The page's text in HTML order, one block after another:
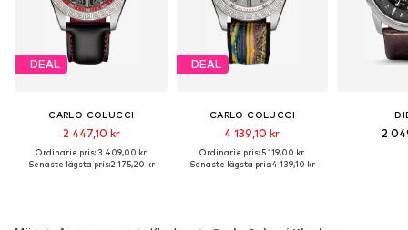
DEAL
CARLO COLUCCI
2 447,10 kr
Ordinarie pris: 3 409,00 kr
Senaste lägsta pris:2 175,20 kr
DEAL
CARLO COLUCCI
4 139,10 kr
Ordinarie pris: 5 119,00 kr
Senaste lägsta pris:4 139,10 kr
2